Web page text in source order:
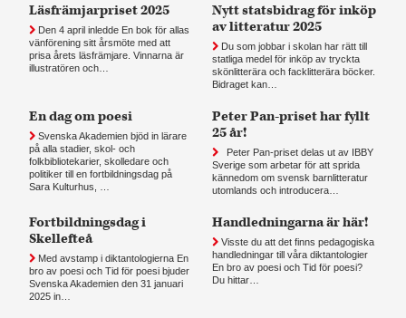
Läsfrämjarpriset 2025
Den 4 april inledde En bok för allas
vänförening sitt årsmöte med att
prisa årets läsfrämjare. Vinnarna är
illustratören och…
Nytt statsbidrag för inköp
av litteratur 2025
Du som jobbar i skolan har rätt till
statliga medel för inköp av tryckta
skönlitterära och facklitterära böcker.
Bidraget kan…
En dag om poesi
Svenska Akademien bjöd in lärare
på alla stadier, skol- och
folkbibliotekarier, skolledare och
politiker till en fortbildningsdag på
Sara Kulturhus, …
Peter Pan-priset har fyllt
25 år!
Peter Pan-priset delas ut av IBBY
Sverige som arbetar för att sprida
kännedom om svensk barnlitteratur
utomlands och introducera…
Fortbildningsdag i
Skellefteå
Med avstamp i diktantologierna En
bro av poesi och Tid för poesi bjuder
Svenska Akademien den 31 januari
2025 in…
Handledningarna är här!
Visste du att det finns pedagogiska
handledningar till våra diktantologier
En bro av poesi och Tid för poesi?
Du hittar…